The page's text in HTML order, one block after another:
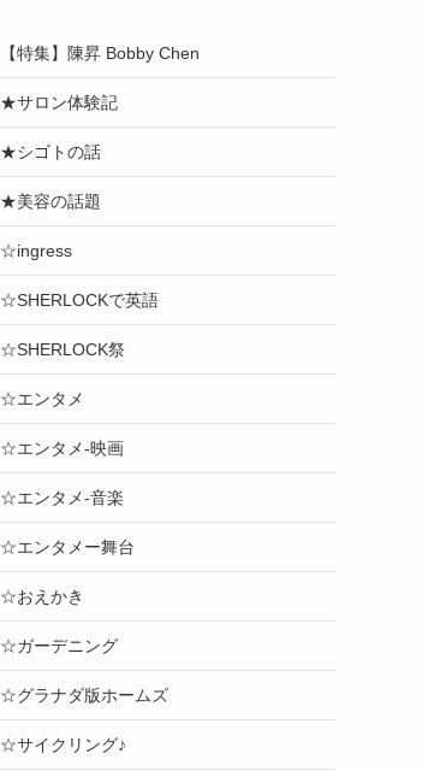
【特集】陳昇 Bobby Chen
★サロン体験記
★シゴトの話
★美容の話題
☆ingress
☆SHERLOCKで英語
☆SHERLOCK祭
☆エンタメ
☆エンタメ-映画
☆エンタメ-音楽
☆エンタメー舞台
☆おえかき
☆ガーデニング
☆グラナダ版ホームズ
☆サイクリング♪